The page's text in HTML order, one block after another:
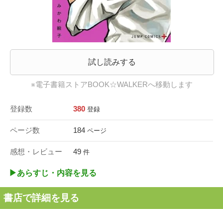
試し読みする
※電子書籍ストアBOOK☆WALKERへ移動します
登録数 380 登録
ページ数 184 ページ
感想・レビュー 49 件
▶︎あらすじ・内容を見る
書店で詳細を見る